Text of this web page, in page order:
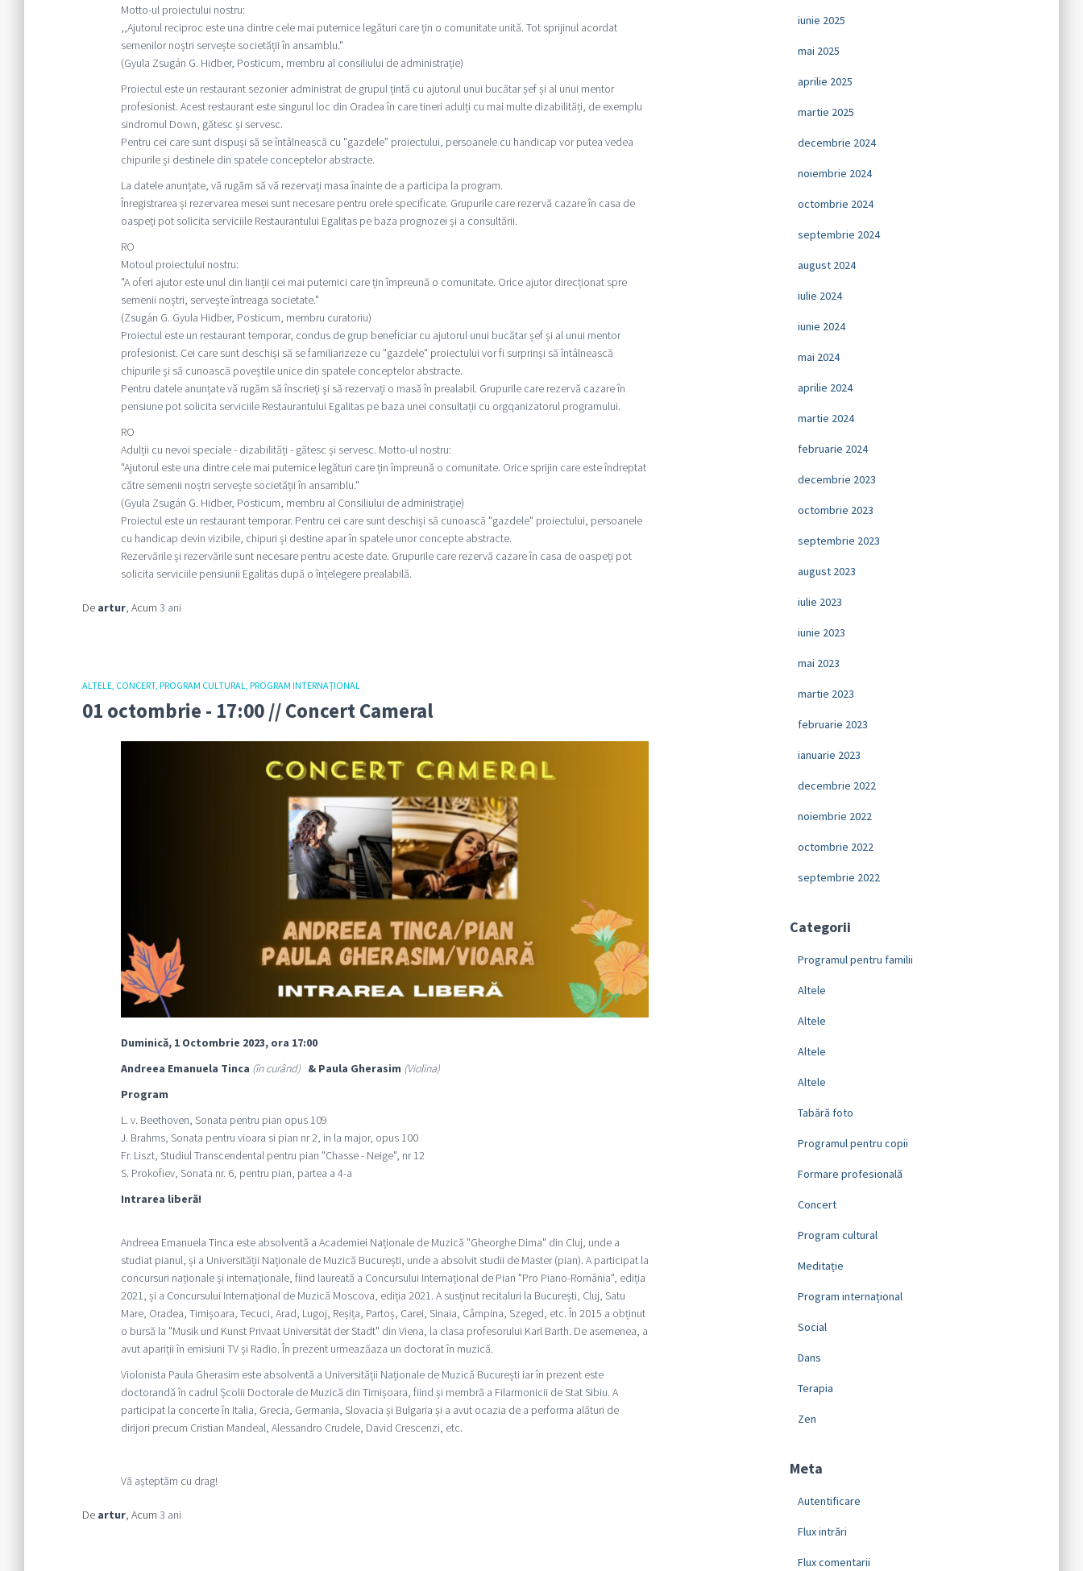
Motto-ul proiectului nostru:
,,Ajutorul reciproc este una dintre cele mai puternice legături care țin o comunitate unită. Tot sprijinul acordat
semenilor noștri servește societății în ansamblu."
(Gyula Zsugán G. Hidber, Posticum, membru al consiliului de administrație)
Proiectul este un restaurant sezonier administrat de grupul țintă cu ajutorul unui bucătar șef și al unui mentor
profesionist. Acest restaurant este singurul loc din Oradea în care tineri adulți cu mai multe dizabilități, de exemplu
sindromul Down, gătesc și servesc.
Pentru cei care sunt dispuși să se întâlnească cu "gazdele" proiectului, persoanele cu handicap vor putea vedea
chipurile și destinele din spatele conceptelor abstracte.
La datele anunțate, vă rugăm să vă rezervați masa înainte de a participa la program.
Înregistrarea și rezervarea mesei sunt necesare pentru orele specificate. Grupurile care rezervă cazare în casa de
oaspeți pot solicita serviciile Restaurantului Egalitas pe baza prognozei și a consultării.
RO
Motoul proiectului nostru:
"A oferi ajutor este unul din lianții cei mai puternici care țin împreună o comunitate. Orice ajutor direcționat spre
semenii noștri, servește întreaga societate."
(Zsugán G. Gyula Hidber, Posticum, membru curatoriu)
Proiectul este un restaurant temporar, condus de grup beneficiar cu ajutorul unui bucătar șef și al unui mentor
profesionist. Cei care sunt deschiși să se familiarizeze cu "gazdele" proiectului vor fi surprinși să întâlnească
chipurile și să cunoască poveștile unice din spatele conceptelor abstracte.
Pentru datele anunțate vă rugăm să înscrieți și să rezervați o masă în prealabil. Grupurile care rezervă cazare în
pensiune pot solicita serviciile Restaurantului Egalitas pe baza unei consultații cu orgqanizatorul programului.
RO
Adulții cu nevoi speciale - dizabilități - gătesc și servesc. Motto-ul nostru:
"Ajutorul este una dintre cele mai puternice legături care țin împreună o comunitate. Orice sprijin care este îndreptat
către semenii noștri servește societății în ansamblu."
(Gyula Zsugán G. Hidber, Posticum, membru al Consiliului de administrație)
Proiectul este un restaurant temporar. Pentru cei care sunt deschiși să cunoască "gazdele" proiectului, persoanele
cu handicap devin vizibile, chipuri și destine apar în spatele unor concepte abstracte.
Rezervările și rezervările sunt necesare pentru aceste date. Grupurile care rezervă cazare în casa de oaspeți pot
solicita serviciile pensiunii Egalitas după o înțelegere prealabilă.
De artur, Acum 3 ani
ALTELE CONCERT PROGRAM CULTURAL PROGRAM INTERNAȚIONAL
01 octombrie - 17:00 // Concert Cameral
Duminică, 1 Octombrie 2023, ora 17:00
Andreea Emanuela Tinca (în curând)& Paula Gherasim (Violina)
Program
L. v. Beethoven, Sonata pentru pian opus 109
J. Brahms, Sonata pentru vioara si pian nr 2, in la major, opus 100
Fr. Liszt, Studiul Transcendental pentru pian "Chasse - Neige", nr 12
S. Prokofiev, Sonata nr. 6, pentru pian, partea a 4-a
Intrarea liberă!
Andreea Emanuela Tinca este absolventă a Academiei Naționale de Muzică "Gheorghe Dima" din Cluj, unde a
studiat pianul, și a Universității Naționale de Muzică București, unde a absolvit studii de Master (pian). A participat la
concursuri naționale și internaționale, fiind laureată a Concursului Internațional de Pian "Pro Piano-România", ediția
2021, și a Concursului Internațional de Muzică Moscova, ediția 2021. A susținut recitaluri la București, Cluj, Satu
Mare, Oradea, Timișoara, Tecuci, Arad, Lugoj, Reșița, Partoș, Carei, Sinaia, Câmpina, Szeged, etc. În 2015 a obținut
o bursă la "Musik und Kunst Privaat Universität der Stadt" din Viena, la clasa profesorului Karl Barth. De asemenea, a
avut apariții în emisiuni TV și Radio. În prezent urmeazăaza un doctorat în muzică.
Violonista Paula Gherasim este absolventă a Universității Naționale de Muzică București iar în prezent este
doctorandă în cadrul Școlii Doctorale de Muzică din Timișoara, fiind și membră a Filarmonicii de Stat Sibiu. A
participat la concerte în Italia, Grecia, Germania, Slovacia și Bulgaria și a avut ocazia de a performa alături de
dirijori precum Cristian Mandeal, Alessandro Crudele, David Crescenzi, etc.
Vă așteptăm cu drag!
De artur, Acum 3 ani
iunie 2025
mai 2025
aprilie 2025
martie 2025
decembrie 2024
noiembrie 2024
octombrie 2024
septembrie 2024
august 2024
iulie 2024
iunie 2024
mai 2024
aprilie 2024
martie 2024
februarie 2024
decembrie 2023
octombrie 2023
septembrie 2023
august 2023
iulie 2023
iunie 2023
mai 2023
martie 2023
februarie 2023
ianuarie 2023
decembrie 2022
noiembrie 2022
octombrie 2022
septembrie 2022
Categorii
Programul pentru familii
Altele
Altele
Altele
Altele
Tabără foto
Programul pentru copii
Formare profesională
Concert
Program cultural
Meditație
Program internațional
Social
Dans
Terapia
Zen
Meta
Autentificare
Flux intrări
Flux comentarii